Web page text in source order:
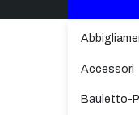
Accessori
Bauletto-